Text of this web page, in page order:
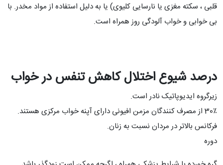
قلبی ، سکته مغزی یا نارسایی کلیوی) یا به دلیل استفاده از مواد مخدر. با
بی خوابی و خواب آلودگی روز همراه است.
درصد شیوع اختلال کاهش تنفس در خواب
زیرگروه ایدیوپاتیک نادر است.
30٪ از مصرف کنندگان مزمن افیونی دارای آپنه خواب مرکزی هستند.
فرکانس بالاتر در مردان نسبت به زنان.
دوره